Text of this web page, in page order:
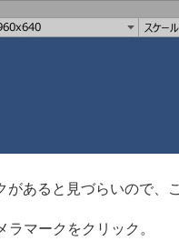
があると見づらいので、
ラマークをクリック。